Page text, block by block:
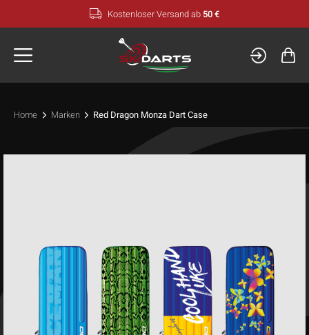
Inhalt
Kostenloser Versand ab 50 €
Home Marken Red Dragon Monza Dart Case